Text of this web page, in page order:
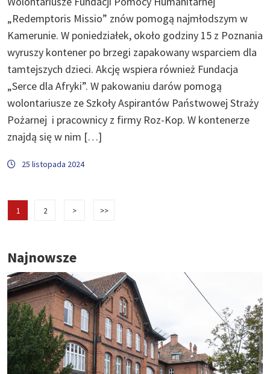
„Redemptoris Missio” znów pomogą najmłodszym w
Kamerunie. W poniedziałek, około godziny 15 z Poznania
wyruszy kontener po brzegi zapakowany wsparciem dla
tamtejszych dzieci. Akcję wspiera również Fundacja
„Serce dla Afryki”. W pakowaniu darów pomogą
wolontariusze ze Szkoły Aspirantów Państwowej Straży
Pożarnej i pracownicy z firmy Roz-Kop. W kontenerze
znajdą się w nim […]
25 listopada 2024
1 2 > >>
Najnowsze